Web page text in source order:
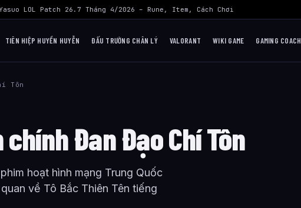
LOL Patch 26.7 Tháng 4/2026 – Rune, Item, Cách Chơi Mid Hiệu Quả Nhất
TIÊN HIỆP HUYỀN HUYỄN ĐẤU TRƯỜNG CHÂN LÝ VALORANT WIKI GAME GAMING COACH
Tôn
Đan Đạo Chí Tôn
hoạt hình mạng Trung Quốc
về Tô Bắc Thiên Tên tiếng